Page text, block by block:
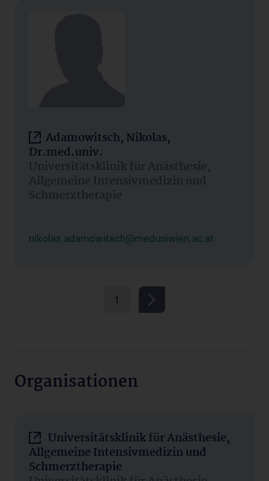
Adamowitsch, Nikolas,
Dr.med.univ.
Universitätsklinik für Anästhesie,
Allgemeine Intensivmedizin und
Schmerztherapie
nikolas.adamowitsch@meduniwien.ac.at
1
Organisationen
Universitätsklinik für Anästhesie,
Allgemeine Intensivmedizin und
Schmerztherapie